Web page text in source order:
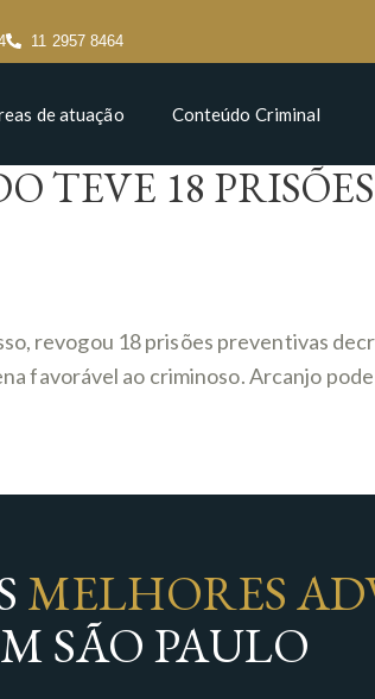
11 2957 8464
de atuação Conteúdo Criminal
TEVE 18
revogou 18 prisões preventivas
favorável ao criminoso. Arcanjo
MELHORES
SÃO PAULO